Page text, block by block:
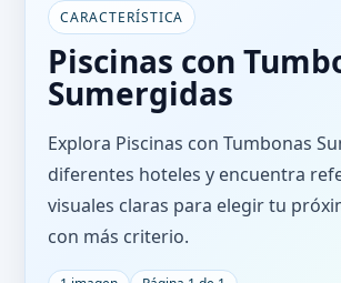
CARACTERÍSTICA
Piscinas con
Sumergidas
Explora Piscinas con Tumbonas
diferentes hoteles y encuentra
visuales claras para elegir tu
con más criterio.